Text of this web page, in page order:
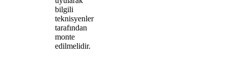
bilgili
teknisyenler
tarafından
monte
edilmelidir.